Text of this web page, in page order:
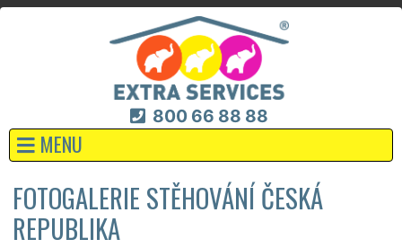
800 66 88 88
MENU
FOTOGALERIE STĚHOVÁNÍ ČESKÁ
REPUBLIKA